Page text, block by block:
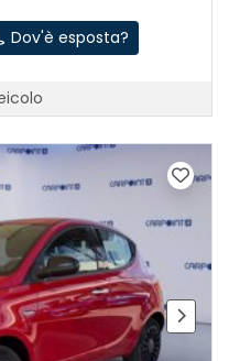
Dov'è esposta?